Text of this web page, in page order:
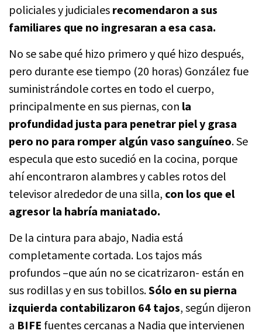
policiales y judiciales recomendaron a sus
familiares que no ingresaran a esa casa.
No se sabe qué hizo primero y qué hizo después,
pero durante ese tiempo (20 horas) González fue
suministrándole cortes en todo el cuerpo,
principalmente en sus piernas, con la
profundidad justa para penetrar piel y grasa
pero no para romper algún vaso sanguíneo. Se
especula que esto sucedió en la cocina, porque
ahí encontraron alambres y cables rotos del
televisor alrededor de una silla, con los que el
agresor la habría maniatado.
De la cintura para abajo, Nadia está
completamente cortada. Los tajos más
profundos –que aún no se cicatrizaron- están en
sus rodillas y en sus tobillos.Sólo en su pierna
izquierda contabilizaron 64 tajos, según dijeron
a BIFE fuentes cercanas a Nadia que intervienen